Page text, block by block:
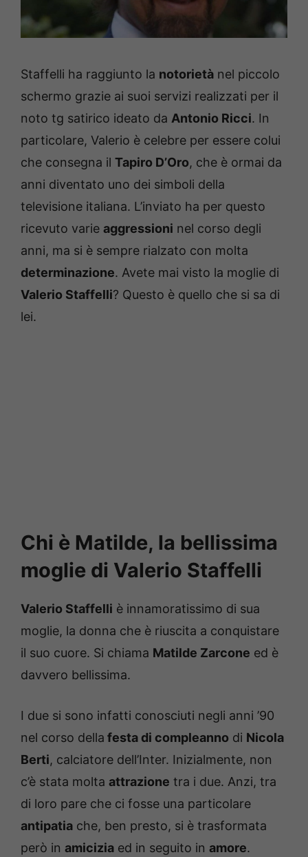
Staffelli ha raggiunto la notorietà nel piccolo
schermo grazie ai suoi servizi realizzati per il
noto tg satirico ideato da Antonio Ricci. In
particolare, Valerio è celebre per essere colui
che consegna il Tapiro D’Oro, che è ormai da
anni diventato uno dei simboli della
televisione italiana. L’inviato ha per questo
ricevuto varie aggressioni nel corso degli
anni, ma si è sempre rialzato con molta
determinazione. Avete mai visto la moglie di
Valerio Staffelli? Questo è quello che si sa di
lei.
Chi è Matilde, la bellissima
moglie di Valerio Staffelli
Valerio Staffelli è innamoratissimo di sua
moglie, la donna che è riuscita a conquistare
il suo cuore. Si chiama Matilde Zarcone ed è
davvero bellissima.
I due si sono infatti conosciuti negli anni ’90
nel corso della festa di compleanno di Nicola
Berti, calciatore dell’Inter. Inizialmente, non
c’è stata molta attrazione tra i due. Anzi, tra
di loro pare che ci fosse una particolare
antipatia che, ben presto, si è trasformata
però in amicizia ed in seguito in amore.